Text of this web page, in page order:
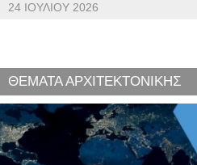
24 ΙΟΥΛΊΟΥ 2026
ΘΕΜΑΤΑ ΑΡΧΙΤΕΚΤΟΝΙΚΗΣ